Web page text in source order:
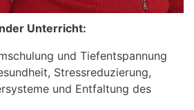
Unterricht:
und Tiefentspannung
Stressreduzierung,
und Entfaltung des